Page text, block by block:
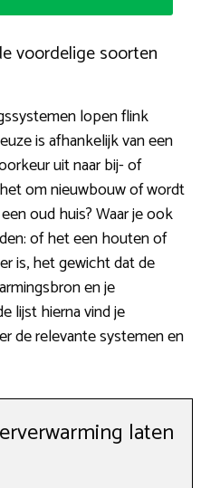
voordelige soorten
lopen flink
is afhankelijk van een
uit naar bij- of
om nieuwbouw of wordt
oud huis? Waar je ook
of het een houten of
is, het gewicht dat de
en je
lijst hierna vind je
de relevante systemen en
laten